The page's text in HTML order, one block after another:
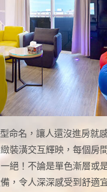
命名，讓人還沒進房就
裝潢交互輝映，每個房
絕！不論是單色漸層或
，令人深深感受到舒適